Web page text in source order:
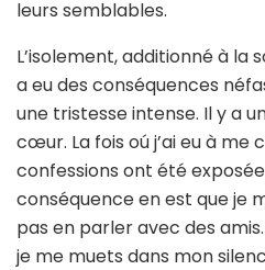
leurs semblables.
L’isolement, additionné à la
a eu des conséquences
une tristesse intense. Il y a
cœur. La fois oú j’ai eu à me
confessions ont été
conséquence en est que je
pas en parler avec des
je me muets dans mon